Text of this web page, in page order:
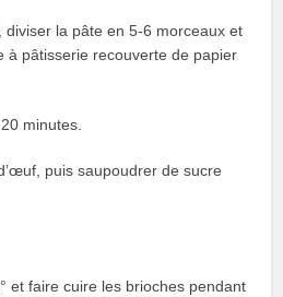
diviser la pâte en 5-6 morceaux et
à pâtisserie recouverte de papier
minutes.
puis saupoudrer de sucre
et faire cuire les brioches pendant